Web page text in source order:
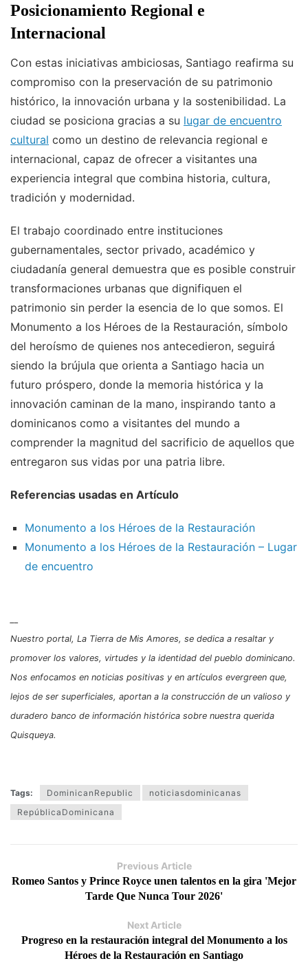
Posicionamiento Regional e
Internacional
Con estas iniciativas ambiciosas, Santiago reafirma su
compromiso con la preservación de su patrimonio
histórico, la innovación urbana y la sostenibilidad. La
ciudad se posiciona gracias a su lugar de encuentro
cultural como un destino de relevancia regional e
internacional, capaz de ofrecer a visitantes una
experiencia integral que combina historia, cultura,
tradición y modernidad.
El trabajo coordinado entre instituciones
gubernamentales, sector privado, académico y
ciudadanía general demuestra que es posible construir
transformaciones urbanas que dignifiquen el
patrimonio sin perder la esencia de lo que somos. El
Monumento a los Héroes de la Restauración, símbolo
del heroísmo de quienes nos antecedieron, seguirá
siendo la brújula que orienta a Santiago hacia un
futuro próspero, donde la memoria histórica y la
innovación caminan de la mano, inspirando tanto a
dominicanos como a visitantes del mundo a
comprender la magnitud del sacrificio de aquellos que
entregaron sus vidas por una patria libre.
Referencias usadas en Artículo
Monumento a los Héroes de la Restauración
Monumento a los Héroes de la Restauración – Lugar
de encuentro
Nuestro portal, La Tierra de Mis Amores, se dedica a resaltar y
promover los valores, virtudes y la identidad del pueblo dominicano.
Nos enfocamos en noticias positivas y en artículos evergreen que,
lejos de ser superficiales, aportan a la construcción de un valioso y
duradero banco de información histórica sobre nuestra querida
Quisqueya.
Tags: DominicanRepublic
noticiasdominicanas
RepúblicaDominicana
Previous Article
Romeo Santos y Prince Royce unen talentos en la gira 'Mejor
Tarde Que Nunca Tour 2026'
Next Article
Progreso en la restauración integral del Monumento a los
Héroes de la Restauración en Santiago